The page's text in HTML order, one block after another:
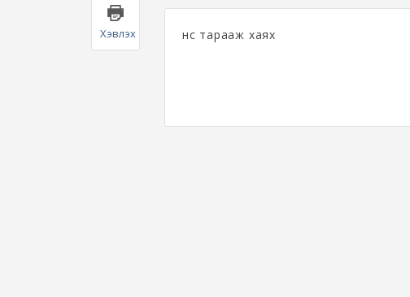
Хэвлэх үнс тарааж хаях